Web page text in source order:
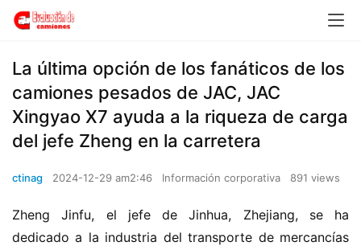
La última opción de los fanáticos de los
camiones pesados de JAC, JAC
Xingyao X7 ayuda a la riqueza de carga
del jefe Zheng en la carretera
ctinag 2024-12-29 am2:46 Información corporativa 891 views
Zheng Jinfu, el jefe de Jinhua, Zhejiang, se ha
dedicado a la industria del transporte de mercancías